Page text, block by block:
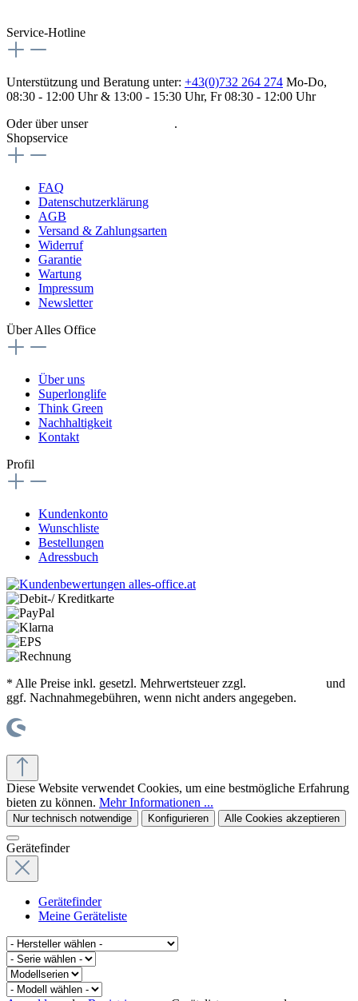
Service-Hotline
Unterstützung und Beratung unter: +43(0)732 264 274 Mo-Do,
08:30 - 12:00 Uhr & 13:00 - 15:30 Uhr, Fr 08:30 - 12:00 Uhr
Oder über unser
.
Shopservice
FAQ
Datenschutzerklärung
AGB
Versand & Zahlungsarten
Widerruf
Garantie
Wartung
Impressum
Newsletter
Über Alles Office
Über uns
Superlonglife
Think Green
Nachhaltigkeit
Kontakt
Profil
Kundenkonto
Wunschliste
Bestellungen
Adressbuch
* Alle Preise inkl. gesetzl. Mehrwertsteuer zzgl.
und
ggf. Nachnahmegebühren, wenn nicht anders angegeben.
Diese Website verwendet Cookies, um eine bestmögliche Erfahrung
bieten zu können. Mehr Informationen ...
Nur technisch notwendige Konfigurieren Alle Cookies akzeptieren
Gerätefinder
Gerätefinder
Meine Geräteliste